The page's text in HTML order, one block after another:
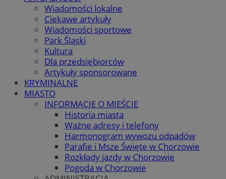
Wiadomości lokalne
Ciekawe artykuły
Wiadomości sportowe
Park Śląski
Kultura
Dla przedsiębiorców
Artykuły sponsorowane
KRYMINALNE
MIASTO
INFORMACJE O MIEŚCIE
Historia miasta
Ważne adresy i telefony
Harmonogram wywozu odpadów
Parafie i Msze Święte w Chorzowie
Rozkłady jazdy w Chorzowie
Pogoda w Chorzowie